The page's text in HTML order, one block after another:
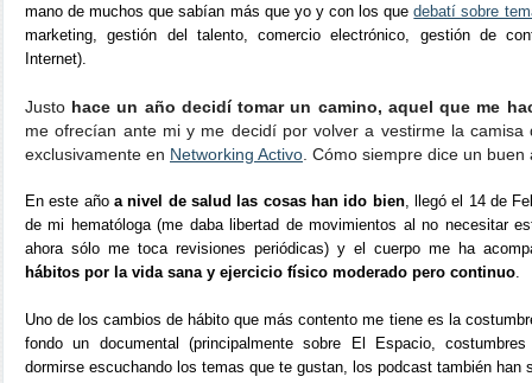
mano de muchos que sabían más que yo y con los quedebatí sobre
marketing, gestión del talento, comercio electrónico, gestión de
Internet).
Justo hace un año decidí tomar un camino, aquel que me
me ofrecían ante mi y me decidí por volver a vestirme la camisa
exclusivamente en Networking Activo . Cómo siempre dice un buen
En este año a nivel de salud las cosas han ido bien, llegó el 14 de
de mi hematóloga (me daba libertad de movimientos al no necesitar
ahora sólo me toca revisiones periódicas) y el cuerpo me ha
hábitos por la vida sana y ejercicio físico moderado pero continuo.
Uno de los cambios de hábito que más contento me tiene es la
fondo un documental (principalmente sobre El Espacio,
dormirse escuchando los temas que te gustan, los podcast también han